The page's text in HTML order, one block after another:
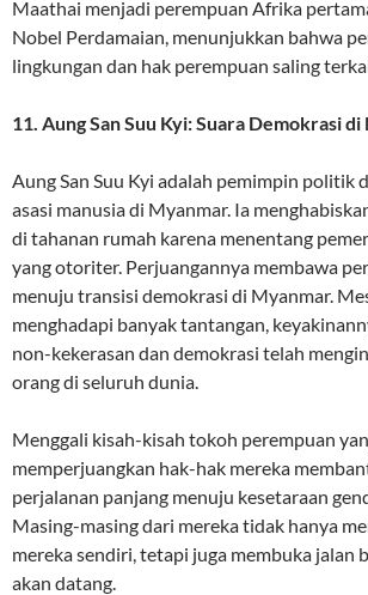
Maathai menjadi perempuan Afrika
Nobel Perdamaian, menunjukkan bahwa
lingkungan dan hak perempuan saling
11. Aung San Suu Kyi: Suara Demokrasi
Aung San Suu Kyi adalah pemimpin politik
asasi manusia di Myanmar. Ia
di tahanan rumah karena menentang
yang otoriter. Perjuangannya membawa
menuju transisi demokrasi di Myanmar.
menghadapi banyak tantangan,
non-kekerasan dan demokrasi telah
orang di seluruh dunia.
Menggali kisah-kisah tokoh perempuan
memperjuangkan hak-hak mereka
perjalanan panjang menuju kesetaraan
Masing-masing dari mereka tidak hanya
mereka sendiri, tetapi juga membuka jalan
akan datang.